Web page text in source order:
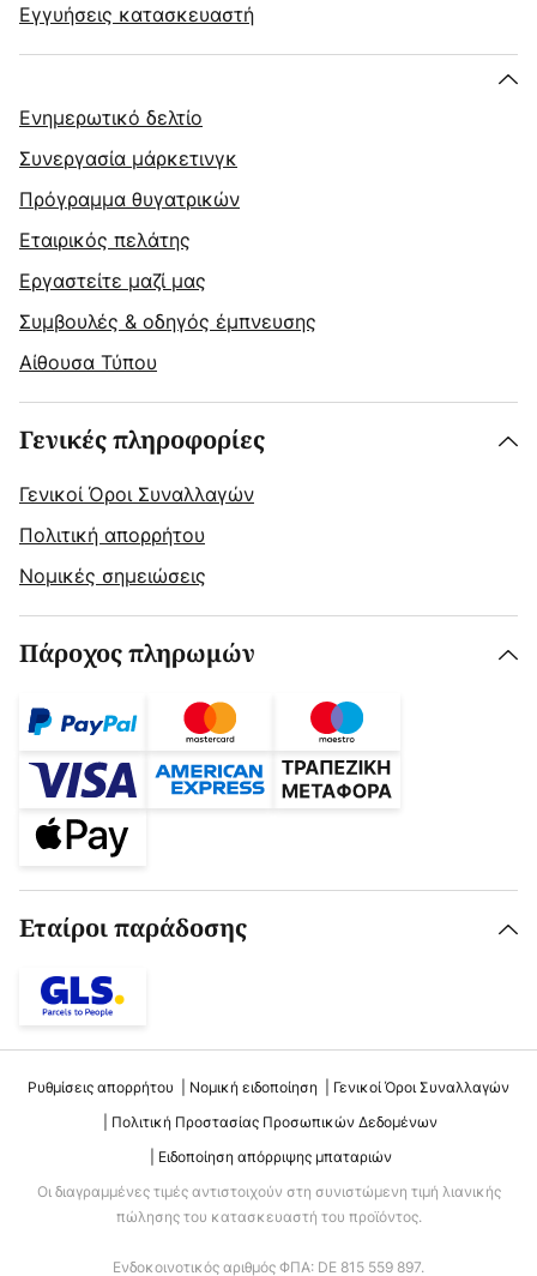
Εγγυήσεις κατασκευαστή
Ενημερωτικό δελτίο
Συνεργασία μάρκετινγκ
Πρόγραμμα θυγατρικών
Εταιρικός πελάτης
Εργαστείτε μαζί μας
Συμβουλές & οδηγός έμπνευσης
Αίθουσα Τύπου
Γενικές πληροφορίες
Γενικοί Όροι Συναλλαγών
Πολιτική απορρήτου
Νομικές σημειώσεις
Πάροχος πληρωμών
Εταίροι παράδοσης
Ρυθμίσεις απορρήτου Νομική ειδοποίηση
Γενικοί Όροι Συναλλαγών
Πολιτική Προστασίας Προσωπικών Δεδομένων
Ειδοποίηση απόρριψης μπαταριών
Οι διαγραμμένες τιμές αντιστοιχούν στη συνιστώμενη τιμή λιανικής
πώλησης του κατασκευαστή του προϊόντος.
Ενδοκοινοτικός αριθμός ΦΠΑ: DE 815 559 897.